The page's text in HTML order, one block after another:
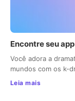
Encontre seu
Você adora a
mundos com os k-
Leia mais